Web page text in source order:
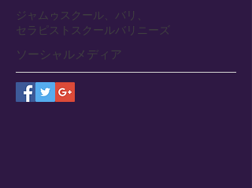
ジャムゥ スクール、バリ、
セラピストスクールバリニーズ
ソーシャルメディア